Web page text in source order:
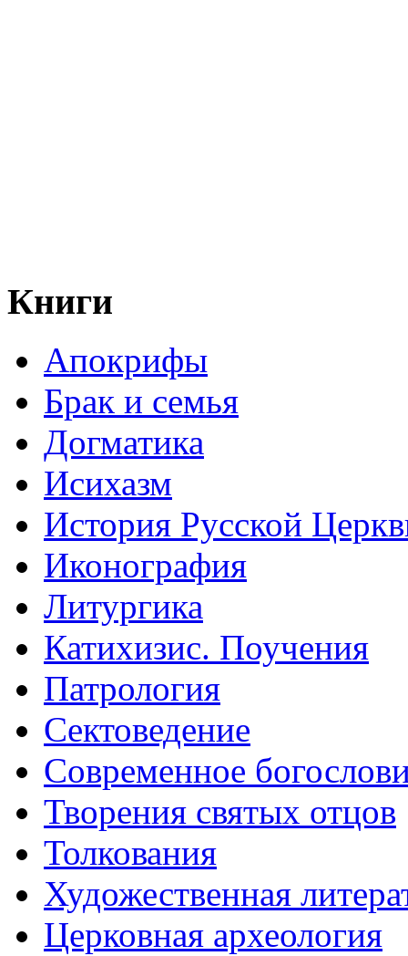
Книги
Апокрифы
Брак и семья
Догматика
Исихазм
История Русской
Иконография
Литургика
Катихизис. Поучения
Патрология
Сектоведение
Современное
Творения святых отцов
Толкования
Художественная
Церковная археология